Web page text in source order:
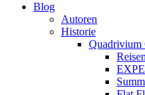
Blog
Autoren
Historie
Quadrivium